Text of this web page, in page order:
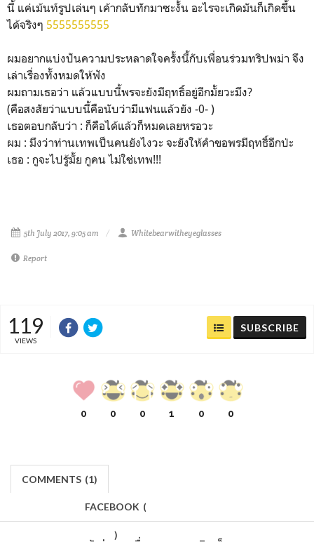
นี้ แค่เม้นท์รูปเล่นๆ เค้ากลับทักมาซะงั้น อะไรจะเกิดมันก็เกิดขึ้น
ได้จริงๆ 5555555555
ผมอยากแบ่งปันความประหลาดใจครั้งนี้กับเพื่อนร่วมทริปพม่า จึง
เล่าเรื่องทั้งหมดให้ฟัง
ผมถามเธอว่า แล้วแบบนี้พรจะยังมีฤทธิ์อยู่อีกมั้ยวะมึง?
(คือสงสัยว่าแบบนี้คือนับว่ามีแฟนแล้วยัง -0- )
เธอตอบกลับว่า : ก็คือได้แล้วก็หมดเลยหรอวะ
ผม : มึงว่าท่านเทพเป็นคนยังไงวะ จะยังให้คำขอพรมีฤทธิ์อีกป่ะ
เธอ : กูจะไปรู้มั้ย กูคน ไม่ใช่เทพ!!!
5th July 2017, 9:05 am Whitebearwitheyeglasses
Report
119
VIEWS
SUBSCRIBE
0 0 0 1 0 0
COMMENTS (1)
FACEBOOK (
)